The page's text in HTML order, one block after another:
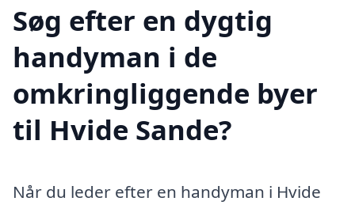
Søg efter en dygtig
handyman i de
omkringliggende byer
til Hvide Sande?
Når du leder efter en handyman i Hvide